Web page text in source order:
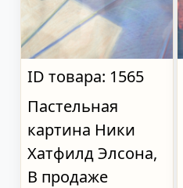
ID товара: 1565
Пастельная
картина Ники
Хатфилд Элсона,
В продаже